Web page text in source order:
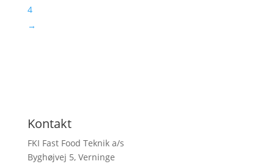
4
→
Kontakt
FKI Fast Food Teknik a/s
Byghøjvej 5, Verninge